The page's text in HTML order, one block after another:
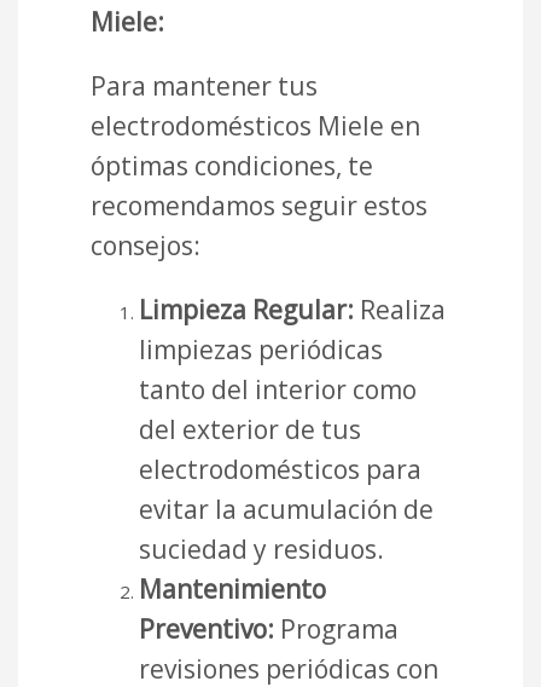
Miele:
Para mantener tus
electrodomésticos Miele en
óptimas condiciones, te
recomendamos seguir estos
consejos:
Limpieza Regular: Realiza
limpiezas periódicas
tanto del interior como
del exterior de tus
electrodomésticos para
evitar la acumulación de
suciedad y residuos.
Mantenimiento
Preventivo: Programa
revisiones periódicas con